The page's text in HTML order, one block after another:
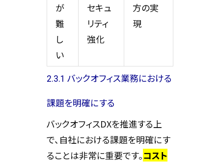
が
難
し
い
セキュ
リティ
強化
方の実
現
2.3.1 バックオフィス業務における
課題を明確にする
バックオフィスDXを推進する上
で、自社における課題を明確にす
ることは非常に重要です。コスト